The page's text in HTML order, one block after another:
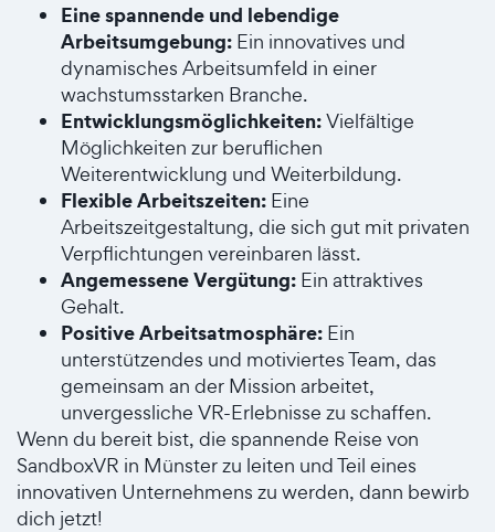
Eine spannende und lebendige
Arbeitsumgebung: Ein innovatives und
dynamisches Arbeitsumfeld in einer
wachstumsstarken Branche.
Entwicklungsmöglichkeiten:Vielfältige
Möglichkeiten zur beruflichen
Weiterentwicklung und Weiterbildung.
Flexible Arbeitszeiten: Eine
Arbeitszeitgestaltung, die sich gut mit privaten
Verpflichtungen vereinbaren lässt.
Angemessene Vergütung: Ein attraktives
Gehalt.
Positive Arbeitsatmosphäre: Ein
unterstützendes und motiviertes Team, das
gemeinsam an der Mission arbeitet,
unvergessliche VR-Erlebnisse zu schaffen.
Wenn du bereit bist, die spannende Reise von
SandboxVR in Münster zu leiten und Teil eines
innovativen Unternehmens zu werden, dann bewirb
dich jetzt!